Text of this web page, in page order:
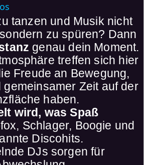
tanzen und Musik nicht
zu spüren? Dann
genau dein Moment.
treffen sich hier
Freude an Bewegung,
gemeinsamer Zeit auf der
haben.
wird, was Spaß
Schlager, Boogie und
Discohits.
DJs sorgen für